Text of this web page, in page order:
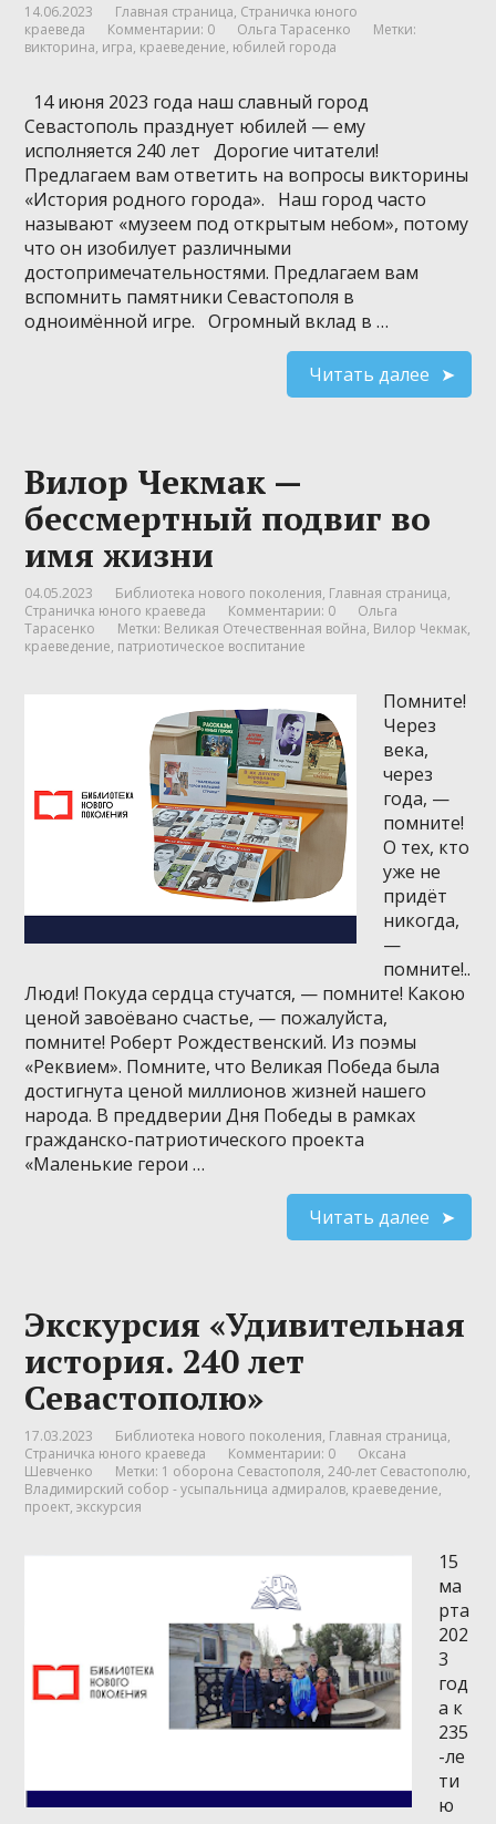
14.06.2023 Главная страница, Страничка юного
краеведа
Комментарии: 0 Ольга Тарасенко
Метки:
викторина, игра, краеведение, юбилей города
14 июня 2023 года наш славный город
Севастополь празднует юбилей — ему
исполняется 240 лет Дорогие читатели!
Предлагаем вам ответить на вопросы викторины
«История родного города». Наш город часто
называют «музеем под открытым небом», потому
что он изобилует различными
достопримечательностями. Предлагаем вам
вспомнить памятники Севастополя в
одноимённой игре. Огромный вклад в …
Читать далее
Вилор Чекмак —
бессмертный подвиг во
имя жизни
04.05.2023 Библиотека нового поколения, Главная страница,
Страничка юного краеведа
Комментарии: 0
Ольга
Тарасенко
Метки: Великая Отечественная война, Вилор Чекмак,
краеведение, патриотическое воспитание
Помните!
Через
века,
через
года, —
помните!
О тех, кто
уже не
придёт
никогда,
—
помните!..
Люди! Покуда сердца стучатся, — помните! Какою
ценой завоёвано счастье, — пожалуйста,
помните! Роберт Рождественский. Из поэмы
«Реквием». Помните, что Великая Победа была
достигнута ценой миллионов жизней нашего
народа. В преддверии Дня Победы в рамках
гражданско-патриотического проекта
«Маленькие герои …
Читать далее
Экскурсия «Удивительная
история. 240 лет
Севастополю»
17.03.2023 Библиотека нового поколения, Главная страница,
Страничка юного краеведа
Комментарии: 0
Оксана
Шевченко
Метки: 1 оборона Севастополя,240-лет Севастополю,
Владимирский собор - усыпальница адмиралов, краеведение,
проект,экскурсия
15
ма
рта
202
3
год
а к
235
-ле
ти
ю